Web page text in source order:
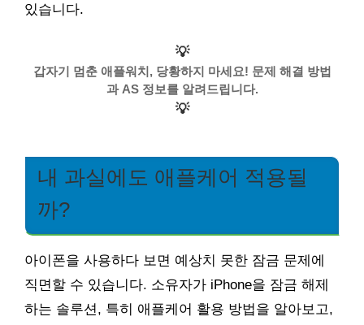
있습니다.
💡
갑자기 멈춘 애플워치, 당황하지 마세요! 문제 해결 방법
과 AS 정보를 알려드립니다.
💡
내 과실에도 애플케어 적용될
까?
아이폰을 사용하다 보면 예상치 못한 잠금 문제에
직면할 수 있습니다. 소유자가 iPhone을 잠금 해제
하는 솔루션, 특히 애플케어 활용 방법을 알아보고,